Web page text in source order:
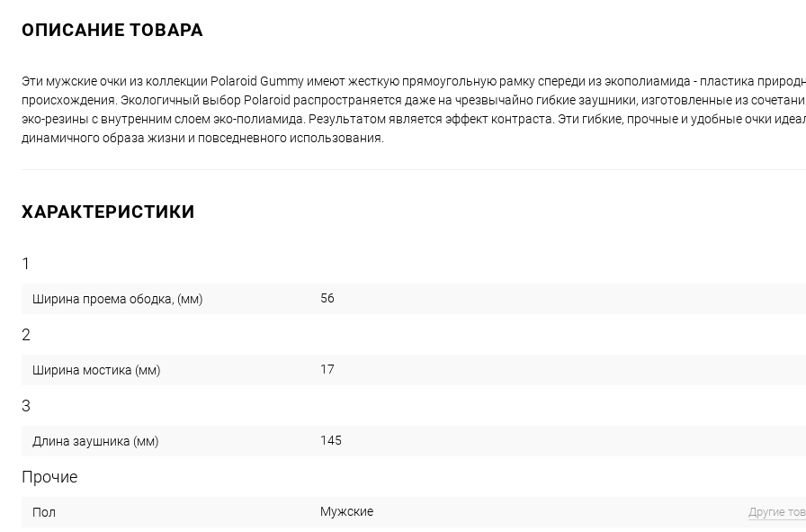
ОПИСАНИЕ ТОВАРА
Эти мужские очки из коллекции Polaroid Gummy имеют жесткую прямоугольную рамку спереди из экополиамида - пластика
происхождения. Экологичный выбор Polaroid распространяется даже на чрезвычайно гибкие заушники, изготовленные из
эко-резины с внутренним слоем эко-полиамида. Результатом является эффект контраста. Эти гибкие, прочные и удобные очки
динамичного образа жизни и повседневного использования.
ХАРАКТЕРИСТИКИ
1
Ширина проема ободка, (мм) 56
2
Ширина мостика (мм) 17
3
Длина заушника (мм) 145
Прочие
Пол Мужские Другие